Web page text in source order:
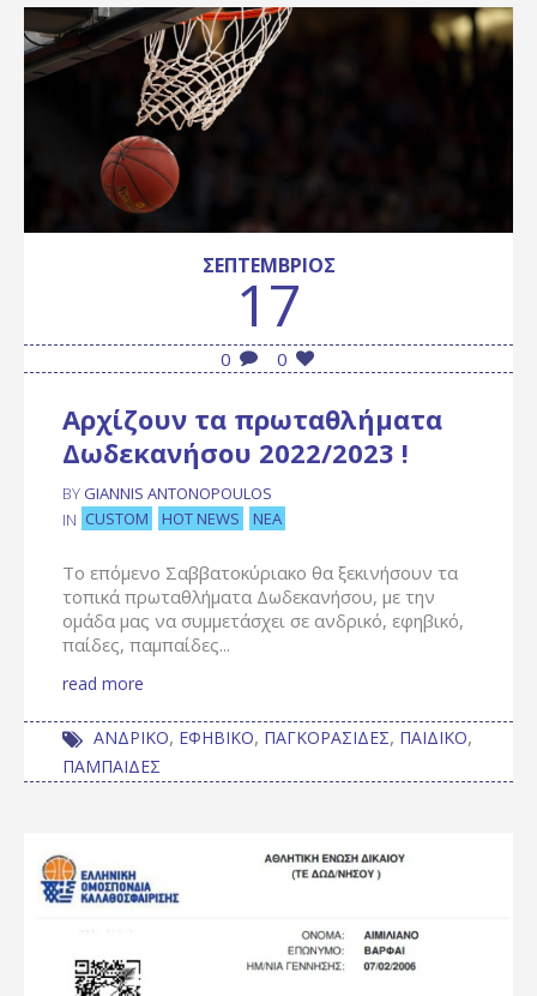
ΣΕΠΤΈΜΒΡΙΟΣ
17
0 0
Αρχίζουν τα πρωταθλήματα
Δωδεκανήσου 2022/2023 !
BY GIANNIS ANTONOPOULOS
IN CUSTOM HOT NEWS ΝΈΑ
Το επόμενο Σαββατοκύριακο θα ξεκινήσουν τα
τοπικά πρωταθλήματα Δωδεκανήσου, με την
ομάδα μας να συμμετάσχει σε ανδρικό, εφηβικό,
παίδες, παμπαίδες...
read more
ΑΝΔΡΙΚΟ, ΕΦΗΒΙΚΟ, ΠΑΓΚΟΡΑΣΙΔΕΣ, ΠΑΙΔΙΚΟ,
ΠΑΜΠΑΙΔΕΣ